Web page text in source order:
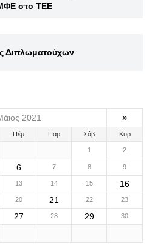
στο ΤΕΕ
Διπλωματούχων
2021 »
Πέμ Παρ Σάβ Κυρ
1 2
6 7 8 9
13 14 15 16
20 21 22 23
27 28 29 30